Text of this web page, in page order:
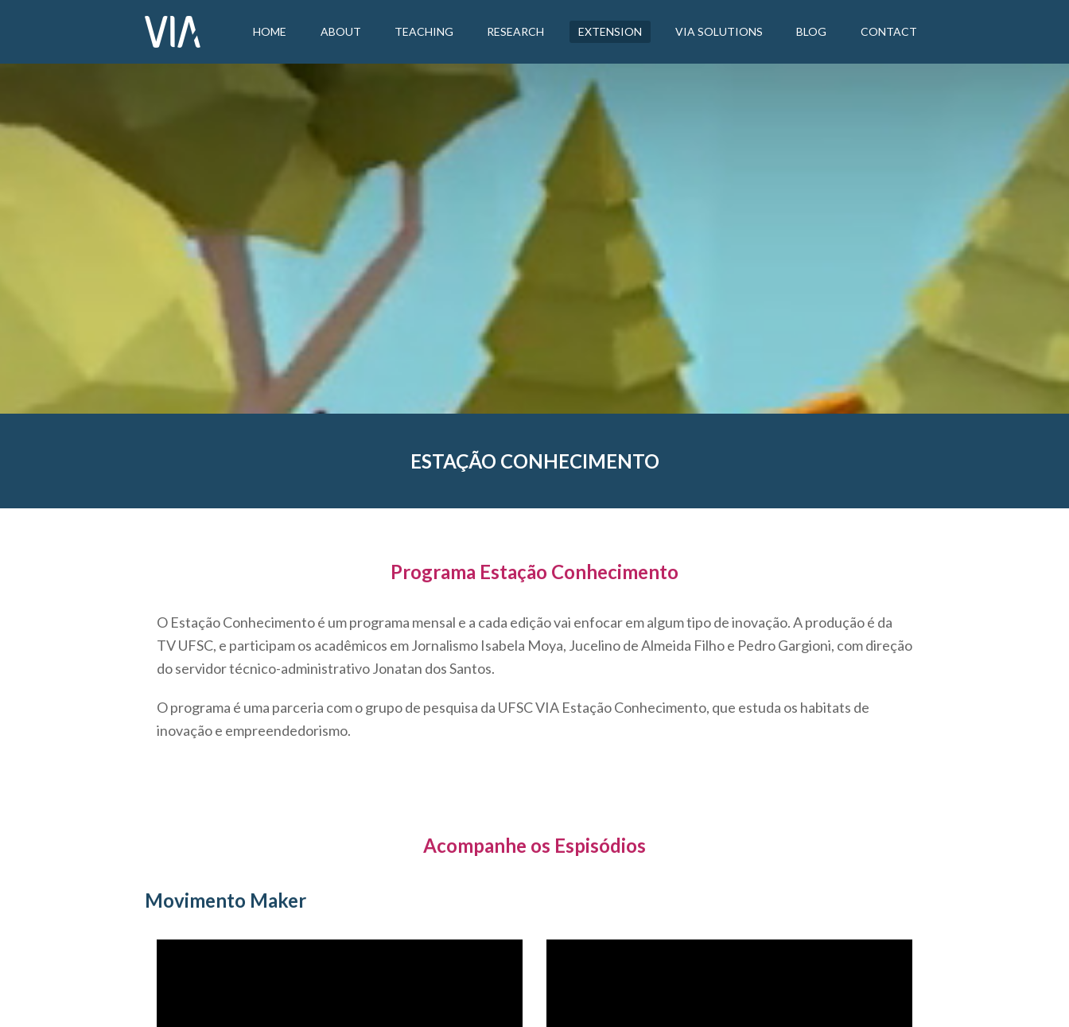
HOME ABOUT TEACHING RESEARCH EXTENSION VIA SOLUTIONS BLOG CONTACT
ESTAÇÃO CONHECIMENTO
Programa Estação Conhecimento
O Estação Conhecimento é um programa mensal e a cada edição vai enfocar em algum tipo de inovação. A produção é da
TV UFSC, e participam os acadêmicos em Jornalismo Isabela Moya, Jucelino de Almeida Filho e Pedro Gargioni, com direção
do servidor técnico-administrativo Jonatan dos Santos.
O programa é uma parceria com o grupo de pesquisa da UFSC VIA Estação Conhecimento, que estuda os habitats de
inovação e empreendedorismo.
Acompanhe os Espisódios
Movimento Maker